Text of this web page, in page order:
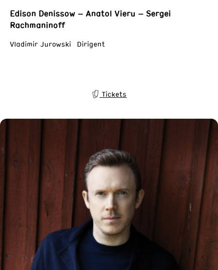
Edison Denissow – Anatol Vieru – Sergei
Rachmaninoff
Vladimir Jurowski Dirigent
Tickets